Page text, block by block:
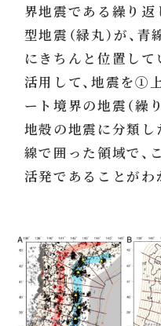
界地震である繰り返
型地震（緑丸）が、
にきちんと位置して
活用して、地震を①
ート境界の地震（繰
地殻の地震に分類し
線で囲った領域で、
活発であることがわ